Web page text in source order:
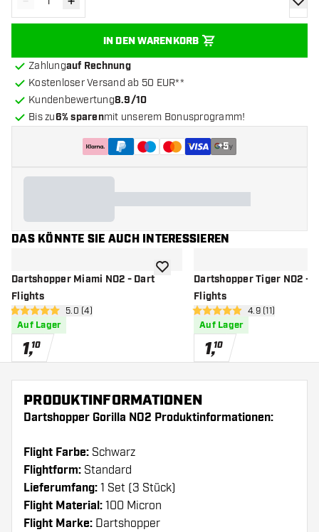
Menge verringern
Menge erhöhen
IN DEN WARENKORB
Zur
Zahlungauf Rechnung
Kostenloser Versand ab 50 EUR**
Kundenbewertung8.9/10
Bis zu6% sparenmit unserem Bonusprogramm!
+5
DAS KÖNNTE SIE AUCH INTERESSIEREN
Dartshopper Miami NO2 - Dart
Flights
Bewertungsbereich öffnen
5 Bewertungssterne
5.0 (4)
Auf Lager
1,10
Zur Wunschliste hinzufügen
Dartshopper Tiger NO2 -
Flights
4.9 Bewertungssterne
4.9 (11)
Auf Lager
1,10
PRODUKTINFORMATIONEN
Dartshopper Gorilla NO2 Produktinformationen:
Flight Farbe: Schwarz
Flightform: Standard
Lieferumfang: 1 Set (3 Stück)
Flight Material: 100 Micron
Flight Marke: Dartshopper